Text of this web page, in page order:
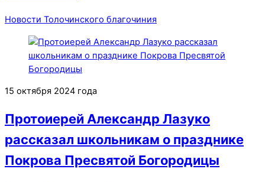
Новости Толочинского благочиния
15 октября 2024 года
Протоиерей Александр Лазуко
рассказал школьникам о празднике
Покрова Пресвятой Богородицы